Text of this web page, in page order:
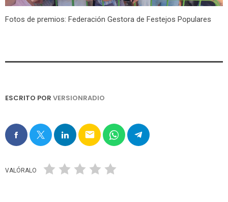
Fotos de premios: Federación Gestora de Festejos Populares
ESCRITO POR VERSIONRADIO
email
VALÓRALO